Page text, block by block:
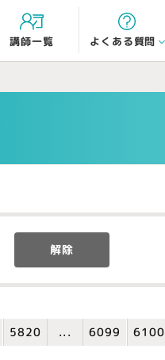
講師一覧 よくある質問
解除
5820 ... 6099 6100